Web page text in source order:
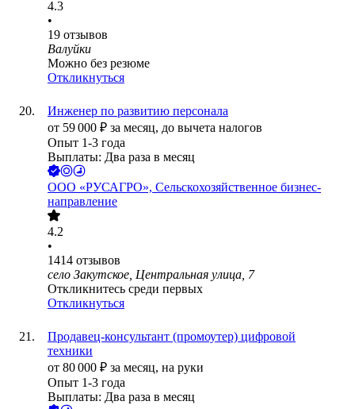
4.3
•
19 отзывов
Валуйки
Можно без резюме
Откликнуться
Инженер по развитию персонала
от 59 000 ₽ за месяц, до вычета налогов
Опыт 1-3 года
Выплаты: Два раза в месяц
ООО «РУСАГРО», Сельскохозяйственное бизнес-
направление
4.2
•
1414 отзывов
село Закутское, Центральная улица, 7
Откликнитесь среди первых
Откликнуться
Продавец-консультант (промоутер) цифровой
техники
от 80 000 ₽ за месяц, на руки
Опыт 1-3 года
Выплаты: Два раза в месяц